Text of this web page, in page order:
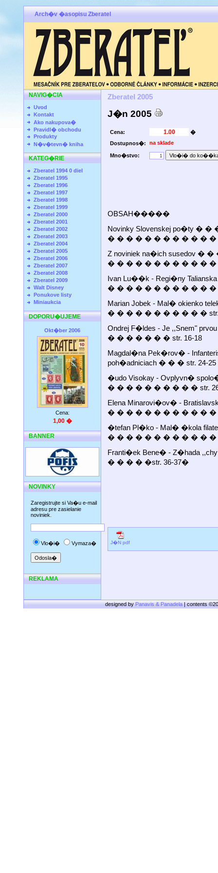
Arch�v �asopisu Zberatel
NAVIG�CIA
Uvod
Kontakt
Ako nakupova�
Pravidl� obchodu
Produkty
N�v�tevn� kniha
KATEG�RIE
Zberatel 1994 0 diel
Zberatel 1995
Zberatel 1996
Zberatel 1997
Zberatel 1998
Zberatel 1999
Zberatel 2000
Zberatel 2001
Zberatel 2002
Zberatel 2003
Zberatel 2004
Zberatel 2005
Zberatel 2006
Zberatel 2007
Zberatel 2008
Zberatel 2009
Walt Disney
Ponukove listy
Miniaukcia
DOPORU�UJEME
Okt�ber 2006
Cena:
1,00 �
BANNER
NOVINKY
Zaregistrujte si Va�u e-mail
adresu pre zasielanie
noviniek.
Vlo�i� Vymaza�
REKLAMA
Zberatel 2005
J�n 2005
Cena:
�
Dostupnos�:
na sklade
Mno�stvo:
OBSAH�����
Novinky Slovenskej
� � � � � � � � � � � �
Z noviniek na�ich
� � � � � � � � � � � �
Ivan Lu��k - Regi�ny
� � � � � � � � � � � �
Marian Jobek - Mal�
� � � � � � � � � � � str.
Ondrej F�ldes - Je ,,Snem"
� � � � � � � str. 16-18
Magdal�na Pek�rov� -
poh�adniciach � � � str. 24-25
�udo Visokay - Ovplyvn�
� � � � � � � � � � str.
Elena Minarovi�ov� -
� � � � � � � � � � � �
�tefan Pl�ko - Mal� �kola
� � � � � � � � � � � � �
Franti�ek Bene� - Z�hada
� � � � �str. 36-37�
J�N pdf
designed byPanavis & Panadela| contents